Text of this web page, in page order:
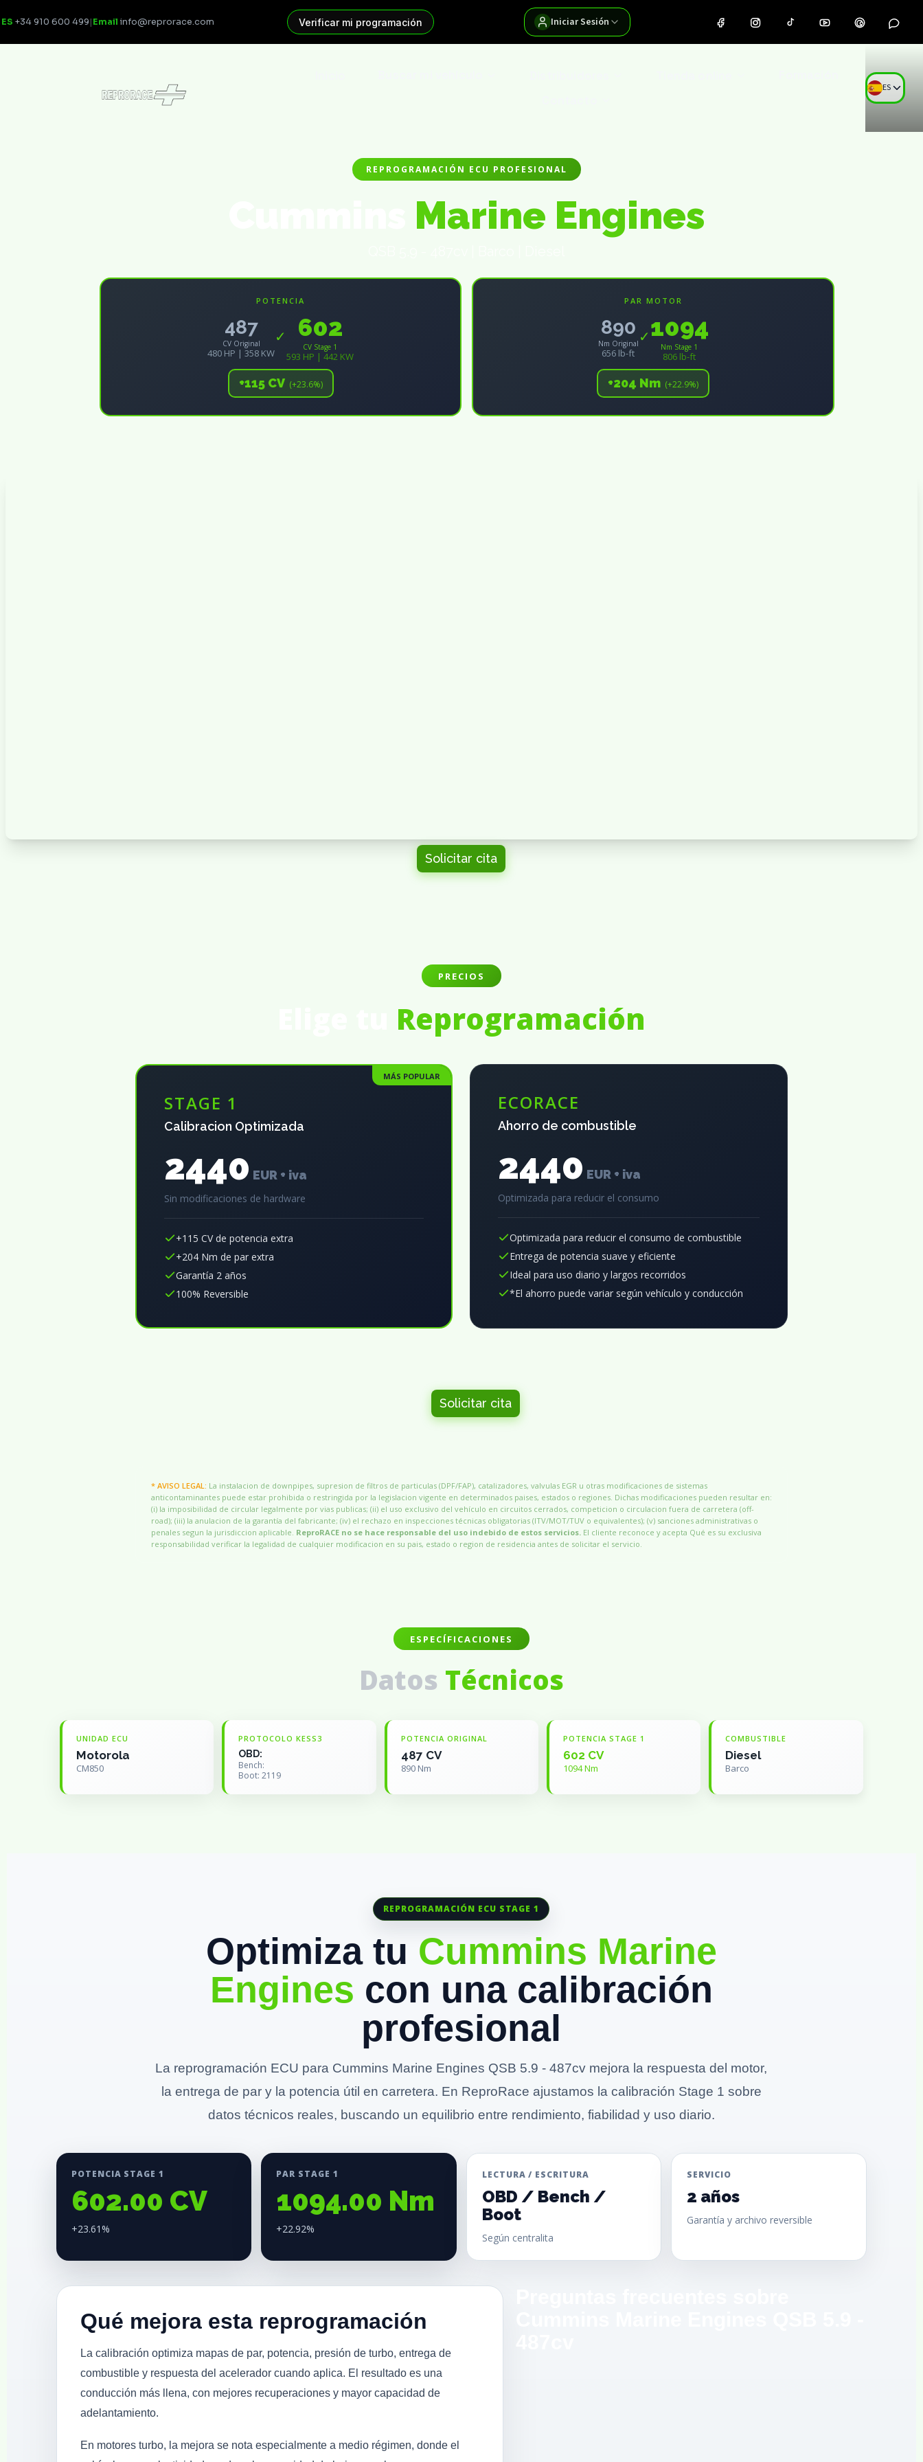
ES +34 910 600 499|Email info@reprorace.com Verificar mi programación Iniciar Sesión
ES
REPROGRAMACIÓN ECU PROFESIONAL
Marine Engines
POTENCIA
487
CV Original
480 HP | 358 KW
✓ 602
CV Stage 1
593 HP | 442 KW
+115 CV (+23.6%)
PAR MOTOR
890
Nm Original
656 lb-ft
✓ 1094
Nm Stage 1
806 lb-ft
+204 Nm (+22.9%)
Solicitar cita
PRECIOS
Reprogramación
MÁS POPULAR
STAGE 1
Calibracion Optimizada
2440 EUR + iva
Sin modificaciones de hardware
+115 CV de potencia extra
+204 Nm de par extra
Garantía 2 años
100% Reversible
ECORACE
Ahorro de combustible
2440 EUR + iva
Optimizada para reducir el consumo
Optimizada para reducir el consumo de combustible
Entrega de potencia suave y eficiente
Ideal para uso diario y largos recorridos
*El ahorro puede variar según vehículo y conducción
Solicitar cita
* AVISO LEGAL: La instalacion de downpipes, supresion de filtros de particulas (DPF/FAP), catalizadores, valvulas EGR u otras modificaciones de sistemas
anticontaminantes puede estar prohibida o restringida por la legislacion vigente en determinados paises, estados o regiones. Dichas modificaciones pueden resultar en:
(i) la imposibilidad de circular legalmente por vias publicas; (ii) el uso exclusivo del vehículo en circuitos cerrados, competicion o circulacion fuera de carretera (off-
road); (iii) la anulacion de la garantía del fabricante; (iv) el rechazo en inspecciones técnicas obligatorias (ITV/MOT/TUV o equivalentes); (v) sanciones administrativas o
penales segun la jurisdiccion aplicable. ReproRACE no se hace responsable del uso indebido de estos servicios.El cliente reconoce y acepta Qué es su exclusiva
responsabilidad verificar la legalidad de cualquier modificacion en su pais, estado o region de residencia antes de solicitar el servicio.
ESPECÍFICACIONES
Datos Técnicos
UNIDAD ECU
Motorola
CM850
PROTOCOLO KESS3
OBD:
Bench:
Boot: 2119
POTENCIA ORIGINAL
487 CV
890 Nm
POTENCIA STAGE 1
602 CV
1094 Nm
COMBUSTIBLE
Diesel
Barco
REPROGRAMACIÓN ECU STAGE 1
Optimiza tu Cummins Marine
Engines con una calibración
profesional
La reprogramación ECU para Cummins Marine Engines QSB 5.9 - 487cv mejora la respuesta del motor,
la entrega de par y la potencia útil en carretera. En ReproRace ajustamos la calibración Stage 1 sobre
datos técnicos reales, buscando un equilibrio entre rendimiento, fiabilidad y uso diario.
POTENCIA STAGE 1
602.00 CV
+23.61%
PAR STAGE 1
1094.00 Nm
+22.92%
LECTURA / ESCRITURA
OBD / Bench /
Boot
Según centralita
SERVICIO
2 años
Garantía y archivo reversible
Qué mejora esta reprogramación
La calibración optimiza mapas de par, potencia, presión de turbo, entrega de
combustible y respuesta del acelerador cuando aplica. El resultado es una
conducción más llena, con mejores recuperaciones y mayor capacidad de
adelantamiento.
En motores turbo, la mejora se nota especialmente a medio régimen, donde el